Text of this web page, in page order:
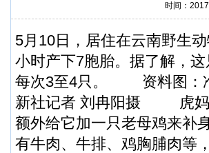
时间：
5月10日，居住在云南野生
小时产下7胞胎。据了解，
每次3至4只。 资料图：准
新社记者 刘冉阳摄 虎妈
额外给它加一只老母鸡来补
有牛肉、牛排、鸡胸脯肉等